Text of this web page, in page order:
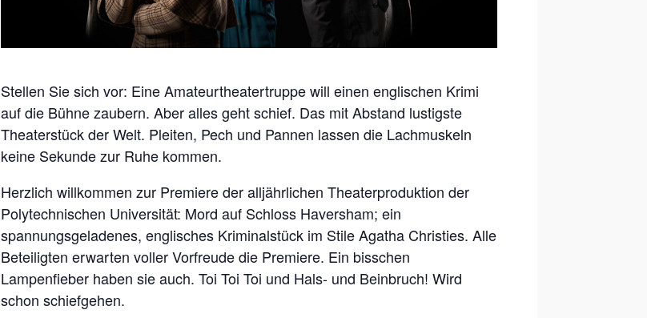
S
Ü
H
N
E
B
R
U
C
H
S
Stellen Sie sich vor: Eine Amateurtheatertruppe will einen englischen Krimi
auf die Bühne zaubern. Aber alles geht schief. Das mit Abstand lustigste
Theaterstück der Welt. Pleiten, Pech und Pannen lassen die Lachmuskeln
keine Sekunde zur Ruhe kommen.
Herzlich willkommen zur Premiere der alljährlichen Theaterproduktion der
Polytechnischen Universität: Mord auf Schloss Haversham; ein
spannungsgeladenes, englisches Kriminalstück im Stile Agatha Christies. Alle
Beteiligten erwarten voller Vorfreude die Premiere. Ein bisschen
Lampenfieber haben sie auch. Toi Toi Toi und Hals- und Beinbruch! Wird
schon schiefgehen.